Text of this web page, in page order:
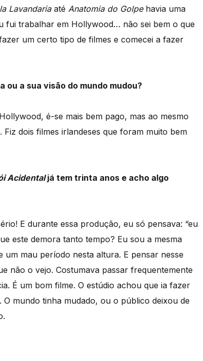
Lavandariaaté Anatomia do Golpehavia uma
fui trabalhar em Hollywood… não sei bem o que
um certo tipo de filmes e comecei a fazer
ou a sua visão do mundo mudou?
é-se mais bem pago, mas ao mesmo
dois filmes irlandeses que foram muito bem
Acidentaljá tem trinta anos e acho algo
E durante essa produção, eu só pensava: “eu
este demora tanto tempo? Eu sou a mesma
um mau período nesta altura. E pensar nesse
não o vejo. Costumava passar frequentemente
É um bom filme. O estúdio achou que ia fazer
mundo tinha mudado, ou o público deixou de